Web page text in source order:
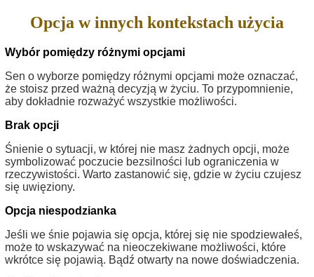
Opcja w innych kontekstach użycia
Wybór pomiędzy różnymi opcjami
Sen o wyborze pomiędzy różnymi opcjami może oznaczać,
że stoisz przed ważną decyzją w życiu. To przypomnienie,
aby dokładnie rozważyć wszystkie możliwości.
Brak opcji
Śnienie o sytuacji, w której nie masz żadnych opcji, może
symbolizować poczucie bezsilności lub ograniczenia w
rzeczywistości. Warto zastanowić się, gdzie w życiu czujesz
się uwięziony.
Opcja niespodzianka
Jeśli we śnie pojawia się opcja, której się nie spodziewałeś,
może to wskazywać na nieoczekiwane możliwości, które
wkrótce się pojawią. Bądź otwarty na nowe doświadczenia.